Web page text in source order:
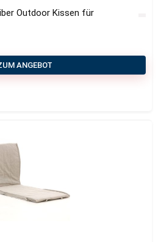
Outdoor Kissen für
ANGEBOT